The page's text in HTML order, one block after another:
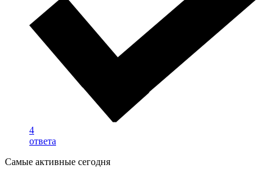
4
ответа
Самые активные сегодня